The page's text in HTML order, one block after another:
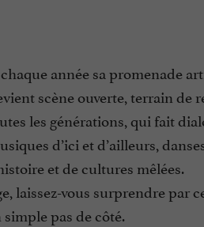
année sa promenade
scène ouverte, terrain
les générations, qui fait
d’ici et d’ailleurs,
et de cultures mêlées.
laissez-vous surprendre
simple pas de côté.